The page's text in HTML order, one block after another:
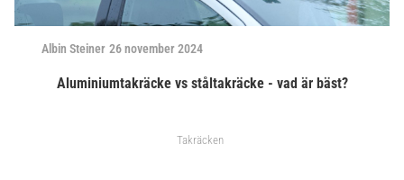
Albin Steiner 26 november 2024
Aluminiumtakräcke vs ståltakräcke - vad är bäst?
Takräcken